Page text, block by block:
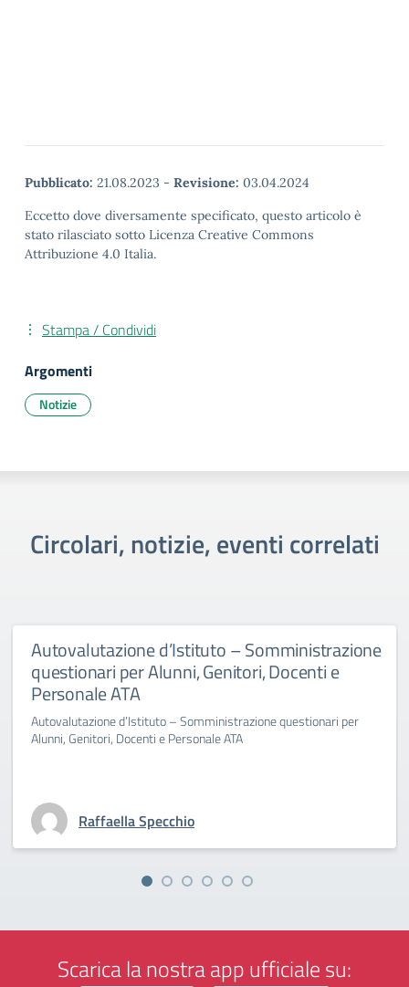
Pubblicato: 21.08.2023 - Revisione: 03.04.2024
Eccetto dove diversamente specificato, questo articolo è
stato rilasciato sotto Licenza Creative Commons
Attribuzione 4.0 Italia.
Stampa / Condividi
Argomenti
Notizie
Circolari, notizie, eventi correlati
Autovalutazione d’Istituto – Somministrazione
questionari per Alunni, Genitori, Docenti e
Personale ATA
Autovalutazione d’Istituto – Somministrazione questionari per
Alunni, Genitori, Docenti e Personale ATA
Raffaella Specchio
Scarica la nostra app ufficiale su: